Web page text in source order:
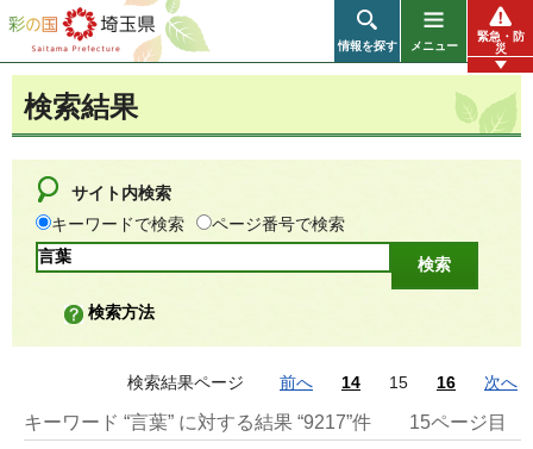
彩の国 埼玉県
情報を探す メニュー
緊急・防
災
検索結果
サイト内検索
キーワードで検索
ページ番号で検索
検索方法
検索結果ページ 前へ 14 15 16 次へ
キーワード “言葉” に対する結果 “9217”件 15ページ目